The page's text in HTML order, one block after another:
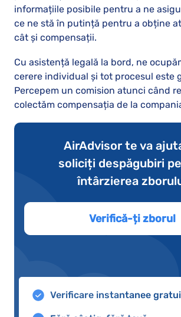
informațiile posibile pentru a ne
ce ne stă în putință pentru a obține
cât și compensații.
Cu asistență legală la bord, ne
cerere individual și tot procesul este
Percepem un comision atunci când
colectăm compensația de la
AirAdvisor te va
soliciți despăgubiri
întârzierea
Verifică-ți zborul
Verificare instantanee